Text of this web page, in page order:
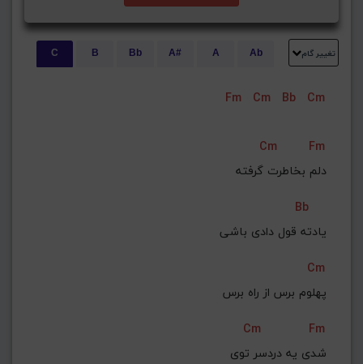
تغییر گام Ab
A
A#
Bb
B
C
ذخیره گام
Fm Cm Bb Cm
Cm
Fm
دلم بخاطرت گرفته
Bb
یادته قول دادی باشی
Cm
پهلوم برس از راه برس
Cm
Fm
شدی یه دردسر توی